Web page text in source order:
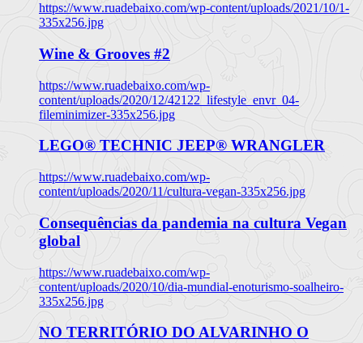
https://www.ruadebaixo.com/wp-content/uploads/2021/10/1-
335x256.jpg
Wine & Grooves #2
https://www.ruadebaixo.com/wp-
content/uploads/2020/12/42122_lifestyle_envr_04-
fileminimizer-335x256.jpg
LEGO® TECHNIC JEEP® WRANGLER
https://www.ruadebaixo.com/wp-
content/uploads/2020/11/cultura-vegan-335x256.jpg
Consequências da pandemia na cultura Vegan
global
https://www.ruadebaixo.com/wp-
content/uploads/2020/10/dia-mundial-enoturismo-soalheiro-
335x256.jpg
NO TERRITÓRIO DO ALVARINHO O